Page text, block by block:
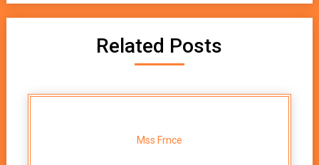
Related Posts
Mss Frnce